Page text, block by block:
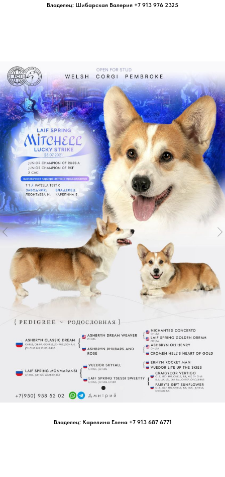
Владелец: Шибарская Валерия +7 913 976 2325
Владелец: Карелина Елена +7 913 687 6771